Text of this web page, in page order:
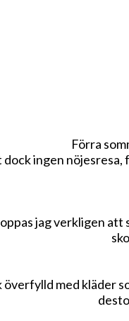
Förra
dock ingen
jag verkligen
överfylld med kläder